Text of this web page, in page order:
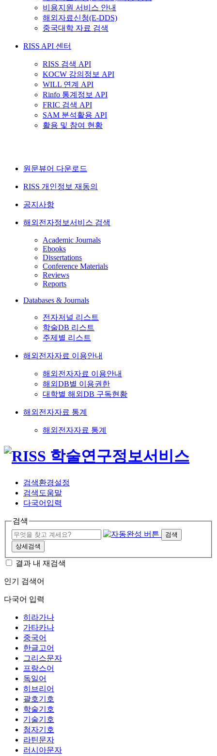
비용지원 서비스 안내
해외자료신청(E-DDS)
중국대학 자료 검색
RISS API 센터
RISS 검색 API
KOCW 강의정보 API
WILL 연계 API
Rinfo 통계정보 API
FRIC 검색 API
SAM 분석활용 API
활용 및 참여 현황
원문뷰어 다운로드
RISS 개인정보 재동의
공지사항
해외전자정보서비스 검색
Academic Journals
Ebooks
Dissertations
Conference Materials
Reviews
Reports
Databases & Journals
전자저널 리스트
학술DB 리스트
주제별 리스트
해외전자자료 이용안내
해외전자자료 이용안내
해외DB별 이용권한
대학별 해외DB 구독현황
해외전자자료 통계
해외전자자료 통계
검색환경설정
검색도움말
다국어입력
검색
검색
상세검색
결과 내 재검색
인기 검색어
다국어 입력
히라가나
가타카나
중국어
한글고어
그리스문자
프랑스어
독일어
히브리어
괄호기호
학술기호
기술기호
첨자기호
라틴문자
러시아문자